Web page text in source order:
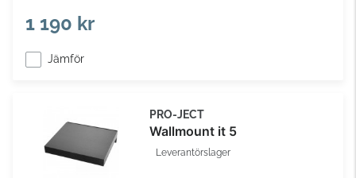
1 190 kr
Jämför
PRO-JECT
Wallmount it 5
Leverantörslager